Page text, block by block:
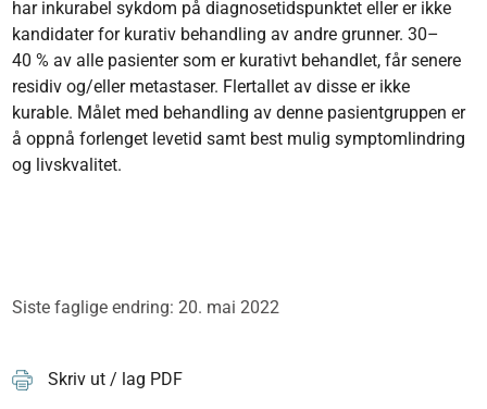
har inkurabel sykdom på diagnosetidspunktet eller er ikke
kandidater for kurativ behandling av andre grunner. 30–
40 % av alle pasienter som er kurativt behandlet, får senere
residiv og/eller metastaser. Flertallet av disse er ikke
kurable. Målet med behandling av denne pasientgruppen er
å oppnå forlenget levetid samt best mulig symptomlindring
og livskvalitet.
Siste faglige endring: 20. mai 2022
Skriv ut / lag PDF